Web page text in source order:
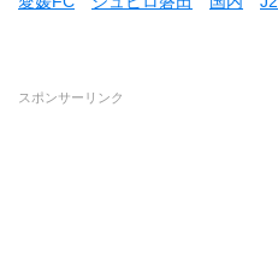
スポンサーリンク